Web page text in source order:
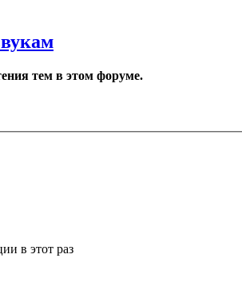
тем в этом форуме.
в этот раз